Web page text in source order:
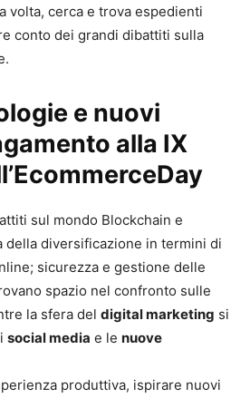
volta, cerca e trova espedienti
conto dei grandi dibattiti sulla
e nuovi
alla IX
sul mondo Blockchain e
della diversificazione in termini di
sicurezza e gestione delle
spazio nel confronto sulle
la sfera del digital marketing si
social media e le nuove
produttiva, ispirare nuovi